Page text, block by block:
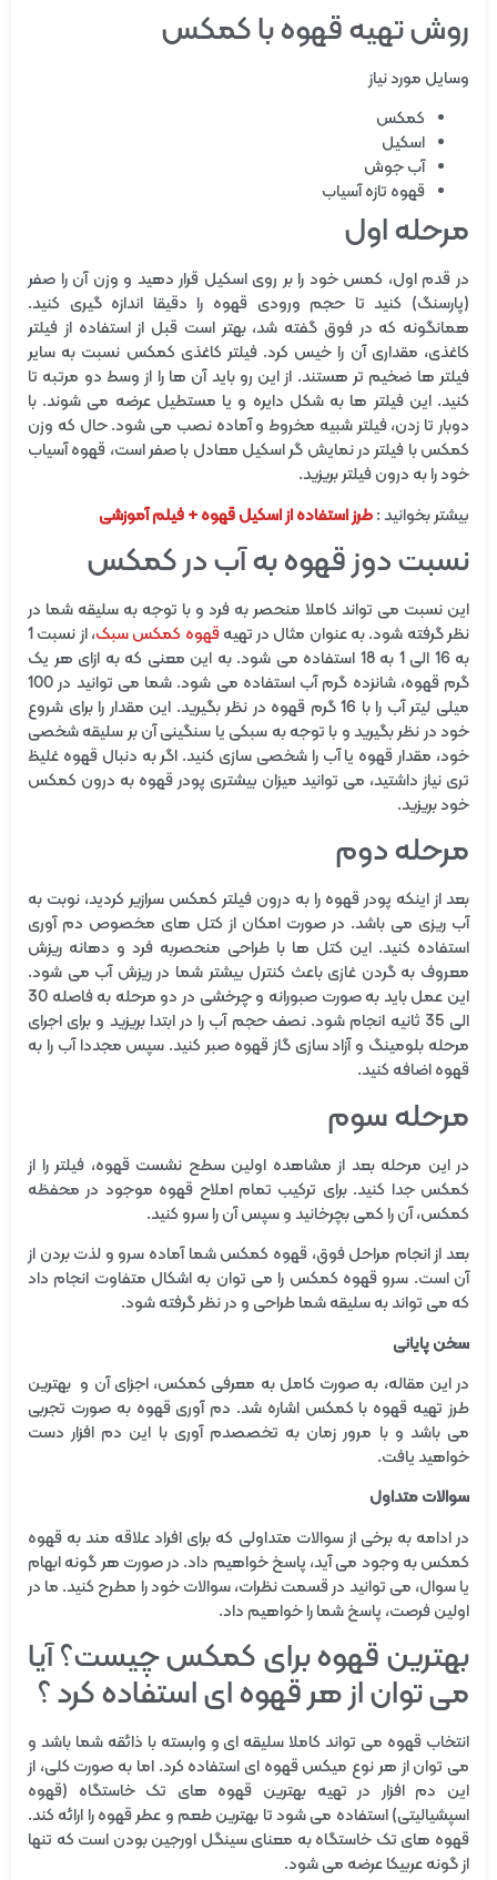
روش تهیه قهوه با کمکس
وسایل مورد نیاز
کمکس
اسکیل
آب جوش
قهوه تازه آسیاب
مرحله اول
در قدم اول، کمس خود را بر روی اسکیل قرار دهید و وزن آن را صفر
(پارسنگ) کنید تا حجم ورودی قهوه را دقیقا اندازه گیری کنید.
همانگونه که در فوق گفته شد، بهتر است قبل از استفاده از فیلتر
کاغذی، مقداری آن را خیس کرد. فیلتر کاغذی کمکس نسبت به سایر
فیلتر ها ضخیم تر هستند. از این رو باید آن ها را از وسط دو مرتبه تا
کنید. این فیلتر ها به شکل دایره و یا مستطیل عرضه می شوند. با
دوبار تا زدن، فیلتر شبیه مخروط و آماده نصب می شود. حال که وزن
کمکس با فیلتر در نمایش گر اسکیل معادل با صفر است، قهوه آسیاب
خود را به درون فیلتر بریزید.
بیشتر بخوانید :طرز استفاده از اسکیل قهوه + فیلم آموزشی
نسبت دوز قهوه به آب در کمکس
این نسبت می تواند کاملا منحصر به فرد و با توجه به سلیقه شما در
نظر گرفته شود. به عنوان مثال در تهیهقهوه کمکس سبک
، از نسبت 1
به 16 الی 1 به 18 استفاده می شود. به این معنی که به ازای هر یک
گرم قهوه، شانزده گرم آب استفاده می شود. شما می توانید در 100
میلی لیتر آب را با 16 گرم قهوه در نظر بگیرید. این مقدار را برای شروع
خود در نظر بگیرید و با توجه به سبکی یا سنگینی آن بر سلیقه شخصی
خود، مقدار قهوه یا آب را شخصی سازی کنید. اگر به دنبال قهوه غلیظ
تری نیاز داشتید، می توانید میزان بیشتری پودر قهوه به درون کمکس
خود بریزید.
مرحله دوم
بعد از اینکه پودر قهوه را به درون فیلتر کمکس سرازیر کردید، نوبت به
آب ریزی می باشد. در صورت امکان از کتل های مخصوص دم آوری
استفاده کنید. این کتل ها با طراحی منحصربه فرد و دهانه ریزش
معروف به گردن غازی باعث کنترل بیشتر شما در ریزش آب می شود.
این عمل باید به صورت صبورانه و چرخشی در دو مرحله به فاصله 30
الی 35 ثانیه انجام شود. نصف حجم آب را در ابتدا بریزید و برای اجرای
مرحله بلومینگ و آزاد سازی گاز قهوه صبر کنید. سپس مجددا آب را به
قهوه اضافه کنید.
مرحله سوم
در این مرحله بعد از مشاهده اولین سطح نشست قهوه، فیلتر را از
کمکس جدا کنید. برای ترکیب تمام املاح قهوه موجود در محفظه
کمکس، آن را کمی بچرخانید و سپس آن را سرو کنید.
بعد از انجام مراحل فوق، قهوه کمکس شما آماده سرو و لذت بردن از
آن است. سرو قهوه کمکس را می توان به اشکال متفاوت انجام داد
که می تواند به سلیقه شما طراحی و در نظر گرفته شود.
سخن پایانی
در این مقاله، به صورت کامل به معرفی کمکس، اجزای آن و بهترین
طرز تهیه قهوه با کمکس اشاره شد. دم آوری قهوه به صورت تجربی
می باشد و با مرور زمان به تخصصدم آوری با این دم افزار دست
خواهید یافت.
سوالات متداول
در ادامه به برخی از سوالات متداولی که برای افراد علاقه مند به قهوه
کمکس به وجود می آید، پاسخ خواهیم داد. در صورت هر گونه ابهام
یا سوال، می توانید در قسمت نظرات، سوالات خود را مطرح کنید. ما در
اولین فرصت، پاسخ شما را خواهیم داد.
بهترین قهوه برای کمکس چیست؟ آیا
می توان از هر قهوه ای استفاده کرد ؟
انتخاب قهوه می تواند کاملا سلیقه ای و وابسته با ذائقه شما باشد و
می توان از هر نوع میکس قهوه ای استفاده کرد. اما به صورت کلی، از
این دم افزار در تهیه بهترین قهوه های تک خاستگاه (قهوه
اسپشیالیتی) استفاده می شود تا بهترین طعم و عطر قهوه را ارائه کند.
قهوه های تک خاستگاه به معنای سینگل اورجین بودن است که تنها
از گونه عربیکا عرضه می شود.